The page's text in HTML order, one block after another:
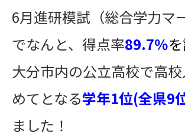
6月進研模試（総合学力マ
でなんと、得点率89.7％
大分市内の公立高校で高
めてとなる学年1位(全県9
ました！